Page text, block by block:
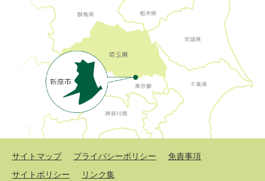
サイトマップ プライバシーポリシー
免責事項
サイトポリシー
リンク集